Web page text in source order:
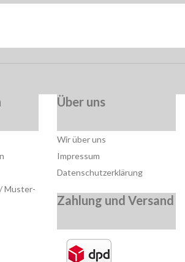
Muster-
Über uns
Wir über uns
Impressum
Datenschutzerklärung
Zahlung und Versand